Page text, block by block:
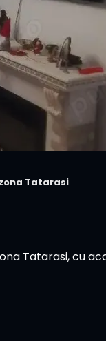
Tatarasi
Tatarasi, cu